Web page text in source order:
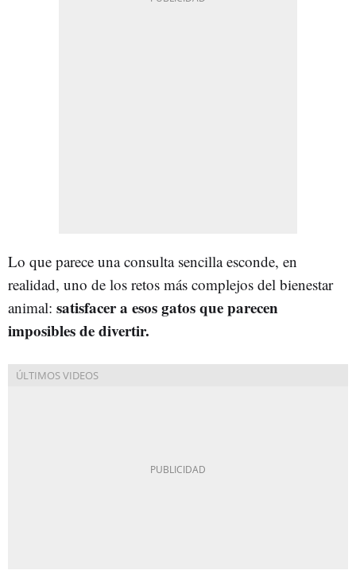
Lo que parece una consulta sencilla esconde, en
realidad, uno de los retos más complejos del bienestar
animal: satisfacer a esos gatos que parecen
imposibles de divertir.